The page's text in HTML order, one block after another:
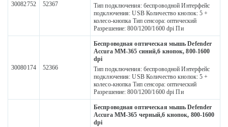
30082752 52367
Тип подключения: беспроводной Интерфейс
подключения: USB Количество кнопок: 5 +
колесо-кнопка Тип сенсора: оптический
Разрешение: 800/1200/1600 dpi Пи
30080174 52366
Беспроводная оптическая мышь Defender
Accura MM-365 синий,6 кнопок, 800-1600
dpi
Тип подключения: беспроводной Интерфейс
подключения: USB Количество кнопок: 5 +
колесо-кнопка Тип сенсора: оптический
Разрешение: 800/1200/1600 dpi Пи
Беспроводная оптическая мышь Defender
Accura MM-365 черный,6 кнопок, 800-1600
dpi